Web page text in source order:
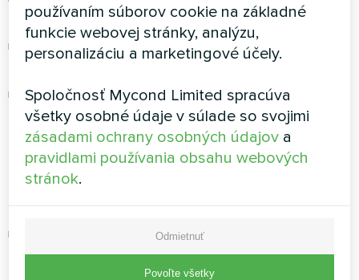
týždňa pri zložitejších systémoch
Systém pracuje zo štandardnej siete 230 V —
nie je potrebná modernizácia elektroinštalácie
Vďaka energetickej triede A+++ sú
prevádzkové náklady minimálne
Ideálne riešenie pre odľahlé
lokality
Pre eko-usadlosti v lese, vily v horách a
rekreačné strediská pri rieke, kde často nie je
používaním súborov cookie na základné
funkcie webovej stránky, analýzu,
personalizáciu a marketingové účely.
Spoločnosť Mycond Limited spracúva
všetky osobné údaje v súlade so svojimi
zásadami ochrany osobných údajov a
pravidlami používania obsahu webových
stránok.
Odmietnuť
Povoľte všetky